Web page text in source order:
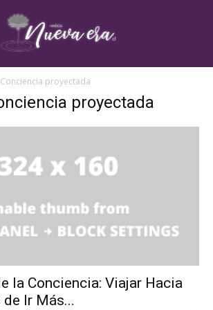
Conciencia proyectada
proyectada
la Conciencia: Viajar Hacia
Ir Más...